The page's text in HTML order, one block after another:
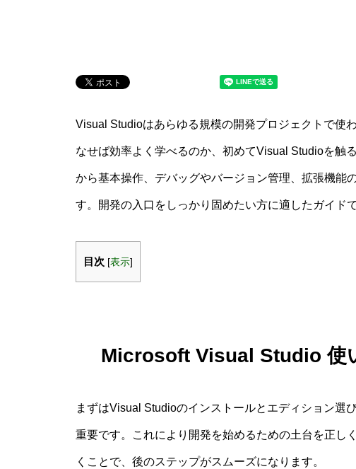
Visual Studioはあらゆる規模の開発プロジェクトで使
なせば効率よく学べるのか、初めてVisual Studioを触
から基本操作、デバッグやバージョン管理、拡張機能
す。開発の入口をしっかり固めたい方に適したガイドで
目次 [表示]
Microsoft Visual Studio 使
まずはVisual Studioのインストールとエディション選
重要です。これにより開発を始めるための土台を正し
くことで、後のステップがスムーズになります。